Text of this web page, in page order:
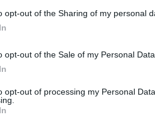
opt-out of the Sharing of my personal
opt-out of the Sale of my Personal Data.
opt-out of processing my Personal
πλαίσιο, με
που αφορούν τις
και τις αιρετές
μπορούσε να εμπίπτει στην
σαφή ιεράρχηση, γεγονός
Αυτό τελειώνει με τη
για δήμους και